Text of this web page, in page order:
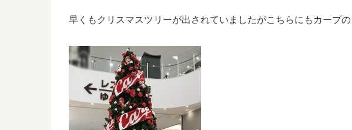
早くもクリスマスツリーが出されていましたがこちらにもカープの